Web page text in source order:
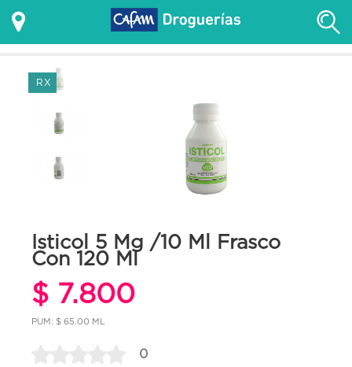
RX
Isticol 5 Mg /10 Ml Frasco
Con 120 Ml
$ 7.800
PUM: $ 65.00 ML
0